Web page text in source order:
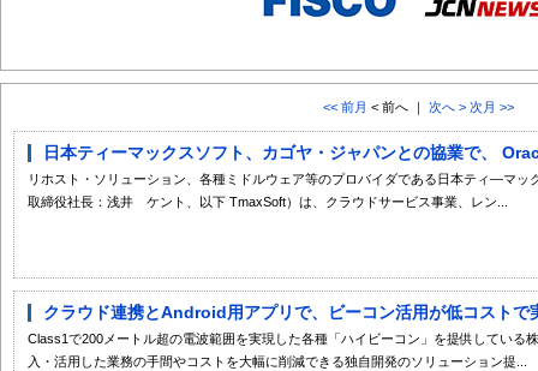
<< 前月 < 前へ ｜ 次へ > 次月 >>
日本ティーマックスソフト、カゴヤ・ジャパンとの協業で、
リホスト・ソリューション、各種ミドルウェア等のプロバイダである日本ティ―マッ
取締役社長：浅井 ケント、以下 TmaxSoft）は、クラウドサービス事業、レン...
クラウド連携とAndroid用アプリで、ビーコン活用が低コストで
Class1で200メートル超の電波範囲を実現した各種「ハイビーコン」を提供している
入・活用した業務の手間やコストを大幅に削減できる独自開発のソリューション提...